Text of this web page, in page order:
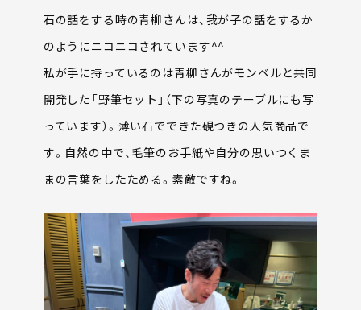
石の話をする時の青柳さんは、我が子の話をするか
のようにニコニコされています^^
私が手に持っているのは青柳さんがモンベルと共同
開発した「野筆セット」（下の写真のテーブルにも写
っています）。薄い石でできた硯つきの人気商品で
す。自然の中で、毛筆のお手紙や自分の思いつくま
まの言葉をしたためる。素敵ですね。